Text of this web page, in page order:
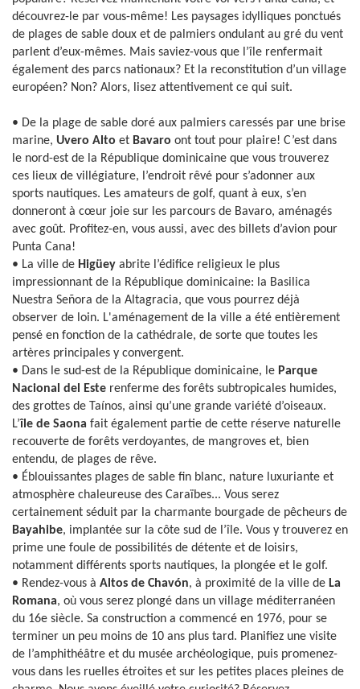
découvrez-le par vous-même! Les paysages idylliques ponctués
de plages de sable doux et de palmiers ondulant au gré du vent
parlent d’eux-mêmes. Mais saviez-vous que l’île renfermait
également des parcs nationaux? Et la reconstitution d’un village
européen? Non? Alors, lisez attentivement ce qui suit.
• De la plage de sable doré aux palmiers caressés par une brise
marine, Uvero Alto et Bavaro ont tout pour plaire! C’est dans
le nord-est de la République dominicaine que vous trouverez
ces lieux de villégiature, l’endroit rêvé pour s’adonner aux
sports nautiques. Les amateurs de golf, quant à eux, s’en
donneront à cœur joie sur les parcours de Bavaro, aménagés
avec goût. Profitez-en, vous aussi, avec des billets d’avion pour
Punta Cana!
• La ville de Higüey abrite l’édifice religieux le plus
impressionnant de la République dominicaine: la Basilica
Nuestra Señora de la Altagracia, que vous pourrez déjà
observer de loin. L'aménagement de la ville a été entièrement
pensé en fonction de la cathédrale, de sorte que toutes les
artères principales y convergent.
• Dans le sud-est de la République dominicaine, le Parque
Nacional del Este renferme des forêts subtropicales humides,
des grottes de Taínos, ainsi qu’une grande variété d’oiseaux.
L’île de Saona fait également partie de cette réserve naturelle
recouverte de forêts verdoyantes, de mangroves et, bien
entendu, de plages de rêve.
• Éblouissantes plages de sable fin blanc, nature luxuriante et
atmosphère chaleureuse des Caraïbes... Vous serez
certainement séduit par la charmante bourgade de pêcheurs de
Bayahibe, implantée sur la côte sud de l’île. Vous y trouverez en
prime une foule de possibilités de détente et de loisirs,
notamment différents sports nautiques, la plongée et le golf.
• Rendez-vous à Altos de Chavón, à proximité de la ville de La
Romana, où vous serez plongé dans un village méditerranéen
du 16e siècle. Sa construction a commencé en 1976, pour se
terminer un peu moins de 10 ans plus tard. Planifiez une visite
de l’amphithéâtre et du musée archéologique, puis promenez-
vous dans les ruelles étroites et sur les petites places pleines de